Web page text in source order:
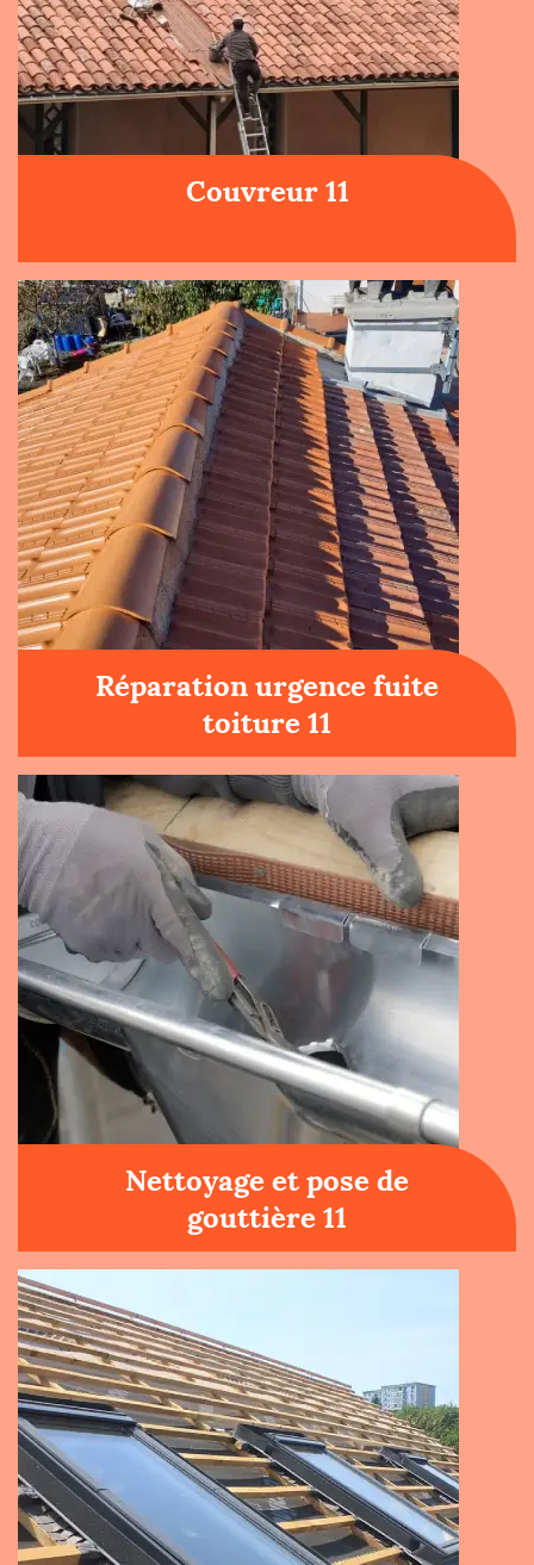
Couvreur 11
Réparation urgence fuite
toiture 11
Nettoyage et pose de
gouttière 11